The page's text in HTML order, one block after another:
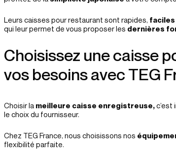
Leurs caisses pour restaurant sont rapides,
qui leur permet de vous proposer les dernières
Choisissez une caisse
vos besoins avec TEG
Choisir la meilleure caisse enregistreuse,c’est
le choix du fournisseur.
Chez TEG France, nous choisissons nos
flexibilité parfaite.